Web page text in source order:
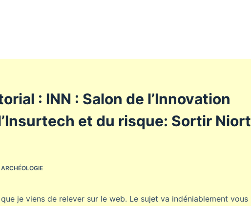
: INN : Salon de l’Innovation
et du risque: Sortir Niort
ARCHÉOLOGIE
je viens de relever sur le web. Le sujet va indéniablement vous